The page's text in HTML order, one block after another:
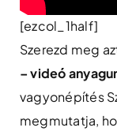
[ezcol_1half]
Szerezd meg
– videó
vagyonépítés
megmutatja,